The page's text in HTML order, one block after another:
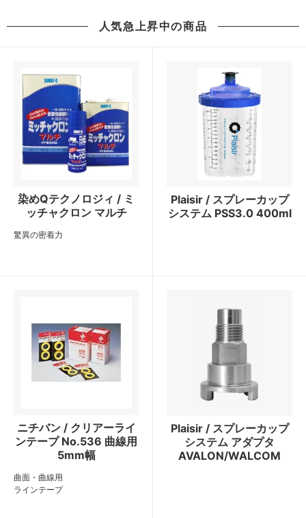
人気急上昇中の商品
染めQテクノロジィ / ミ
ッチャクロン マルチ
驚異の密着力
Plaisir / スプレーカップ
システム PSS3.0 400ml
ニチバン / クリアーライ
ンテープ No.536 曲線用
5mm幅
曲面・曲線用
ラインテープ
Plaisir / スプレーカップ
システム アダプタ
AVALON/WALCOM